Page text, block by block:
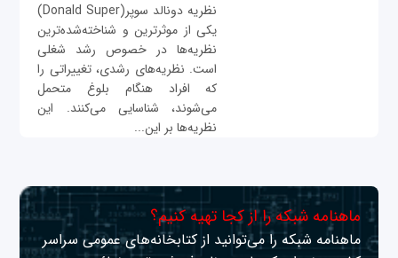
نظریه دونالد سوپر(Donald Super)
یکی از موثرترین و شناخته‌شده‌ترین
نظریه‌ها در خصوص رشد شغلی
است. نظریه‌های رشدی، تغییراتی را
که افراد هنگام بلوغ متحمل
می‌شوند، شناسایی می‌کنند. این
نظریه‌ها بر این...
ماهنامه شبکه را از کجا تهیه کنیم؟
ماهنامه شبکه را می‌توانید از کتابخانه‌های عمومی سراسر